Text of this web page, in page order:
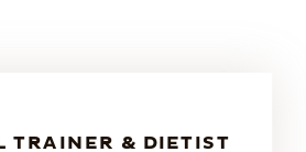
TRAINER & DIETIST